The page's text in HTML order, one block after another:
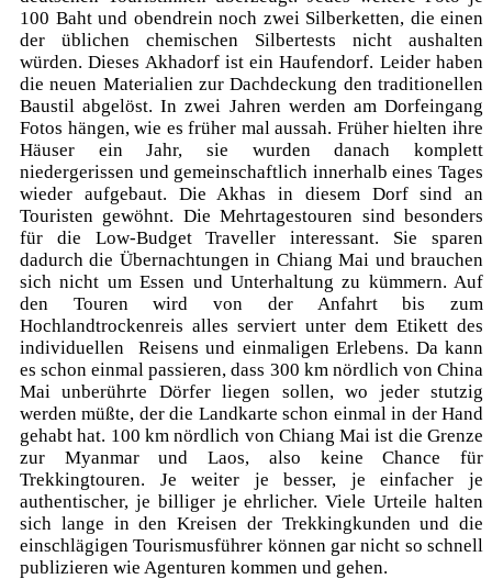
100 Baht und obendrein noch zwei Silberketten, die einen
der üblichen chemischen Silbertests nicht aushalten
würden. Dieses Akhadorf ist ein Haufendorf. Leider haben
die neuen Materialien zur Dachdeckung den traditionellen
Baustil abgelöst. In zwei Jahren werden am Dorfeingang
Fotos hängen, wie es früher mal aussah. Früher hielten ihre
Häuser ein Jahr, sie wurden danach komplett
niedergerissen und gemeinschaftlich innerhalb eines Tages
wieder aufgebaut. Die Akhas in diesem Dorf sind an
Touristen gewöhnt. Die Mehrtagestouren sind besonders
für die Low-Budget Traveller interessant. Sie sparen
dadurch die Übernachtungen in Chiang Mai und brauchen
sich nicht um Essen und Unterhaltung zu kümmern. Auf
den Touren wird von der Anfahrt bis zum
Hochlandtrockenreis alles serviert unter dem Etikett des
individuellen Reisens und einmaligen Erlebens. Da kann
es schon einmal passieren, dass 300 km nördlich von China
Mai unberührte Dörfer liegen sollen, wo jeder stutzig
werden müßte, der die Landkarte schon einmal in der Hand
gehabt hat. 100 km nördlich von Chiang Mai ist die Grenze
zur Myanmar und Laos, also keine Chance für
Trekkingtouren. Je weiter je besser, je einfacher je
authentischer, je billiger je ehrlicher. Viele Urteile halten
sich lange in den Kreisen der Trekkingkunden und die
einschlägigen Tourismusführer können gar nicht so schnell
publizieren wie Agenturen kommen und gehen.